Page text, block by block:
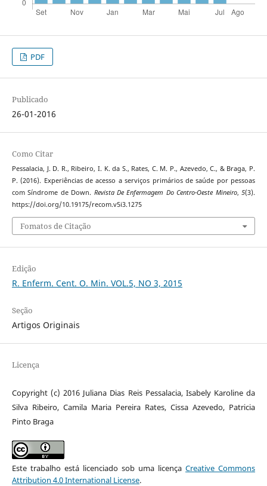
PDF
Publicado
26-01-2016
Como Citar
Pessalacia, J. D. R., Ribeiro, I. K. da S., Rates, C. M. P., Azevedo, C., & Braga, P.
P. (2016). Experiências de acesso a serviços primários de saúde por pessoas
com Síndrome de Down. Revista De Enfermagem Do Centro-Oeste Mineiro,5(3).
https://doi.org/10.19175/recom.v5i3.1275
Fomatos de Citação
Edição
R. Enferm. Cent. O. Min. VOL.5, NO 3, 2015
Seção
Artigos Originais
Licença
Copyright (c) 2016 Juliana Dias Reis Pessalacia, Isabely Karoline da
Silva Ribeiro, Camila Maria Pereira Rates, Cissa Azevedo, Patricia
Pinto Braga
Este trabalho está licenciado sob uma licençaCreative Commons
Attribution 4.0 International License.